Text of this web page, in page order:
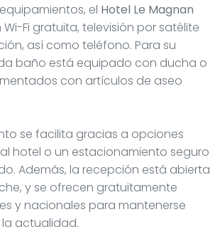
el Hotel Le Magnan
Fi gratuita, televisión por satélite
así como teléfono. Para su
baño está equipado con ducha o
con artículos de aseo
se facilita gracias a opciones
hotel o un estacionamiento seguro
Además, la recepción está abierta
y se ofrecen gratuitamente
y nacionales para mantenerse
actualidad.